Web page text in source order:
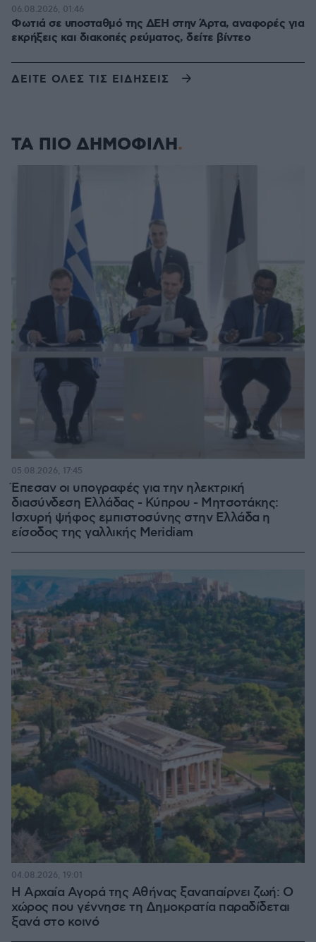
Φωτιά σε υποσταθμό της ΔΕΗ στην Άρτα, αναφορές για
εκρήξεις και διακοπές ρεύματος, δείτε βίντεο
06.08.2026, 01:46
ΔΕΙΤΕ ΟΛΕΣ ΤΙΣ ΕΙΔΗΣΕΙΣ
ΤΑ ΠΙΟ ΔΗΜΟΦΙΛΗ
Έπεσαν οι υπογραφές για την ηλεκτρική
διασύνδεση Ελλάδας - Κύπρου - Μητσοτάκης:
Ισχυρή ψήφος εμπιστοσύνης στην Ελλάδα η
είσοδος της γαλλικής Meridiam
05.08.2026, 17:45
Η Αρχαία Αγορά της Αθήνας ξαναπαίρνει ζωή: Ο
χώρος που γέννησε τη Δημοκρατία παραδίδεται
ξανά στο κοινό
04.08.2026, 19:01